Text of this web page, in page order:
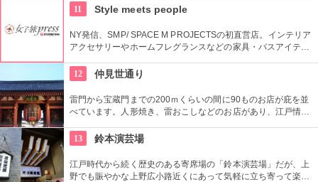
を感じてみよう！
11 Style meets people
NY発信、SMP/ SPACE M PROJECTSの初直営店。インテリア
アクセサリーやホームフレグランスなどの家具・バスアイテム
デザインはデザイナーやアーティストに頼むことによって洗練
されたものとなっている。
12 仲見世通り
雷門から宝蔵門までの200ｍくらいの間に90ものお店が庇を並
べています。人形焼き、雷おこしなどのお店があり、江戸情緒
13
鈴本演芸場
江戸時代から続く歴史のある寄席場の「鈴本演芸場」だが、上
野でも賑やかな上野広小路近くにあって気軽に立ち寄って楽し